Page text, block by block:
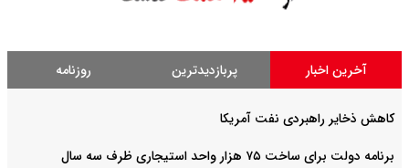
آخرین اخبار پربازدیدترین روزنامه
کاهش ذخایر راهبردی نفت آمریکا
برنامه دولت برای ساخت ۷۵ هزار واحد استیجاری ظرف سه سال